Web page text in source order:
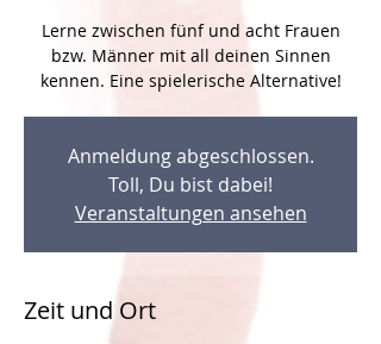
Lerne zwischen fünf und acht Frauen
bzw. Männer mit all deinen Sinnen
Anmeldung abgeschlossen.
Toll, Du bist dabei!
Veranstaltungen ansehen
Zeit und Ort